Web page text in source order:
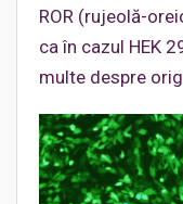
ROR (rujeolă-
ca în cazul HEK
multe despre